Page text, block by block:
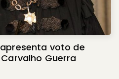
voto de
Guerra